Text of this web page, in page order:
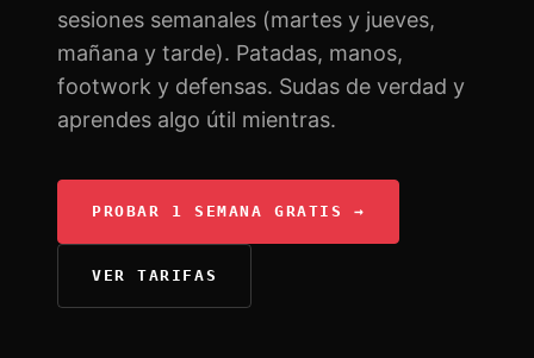
sesiones semanales (martes y jueves,
mañana y tarde). Patadas, manos,
footwork y defensas. Sudas de verdad y
aprendes algo útil mientras.
PROBAR 1 SEMANA GRATIS →
VER TARIFAS